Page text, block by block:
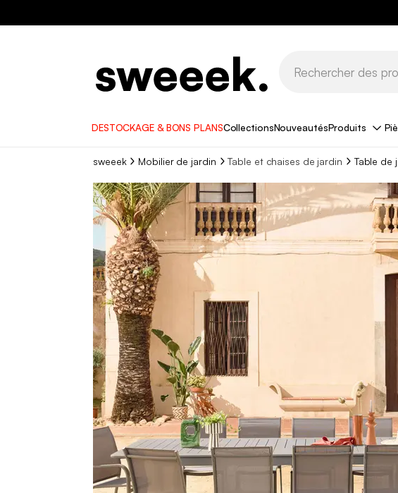
DESTOCKAGE & BONS PLANSCollectionsNouveautésProduits
sweeek Mobilier de jardin Table et chaises de jardin Table de